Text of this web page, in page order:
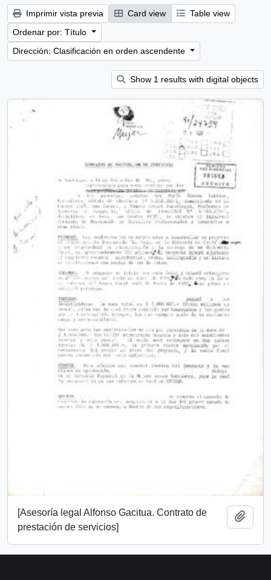
Imprimir vista previa Card view
Table view
Ordenar por: Título
Dirección: Clasificación en orden ascendente
Show 1 results with digital objects
[Asesoría legal Alfonso Gacitua. Contrato de
prestación de servicios]